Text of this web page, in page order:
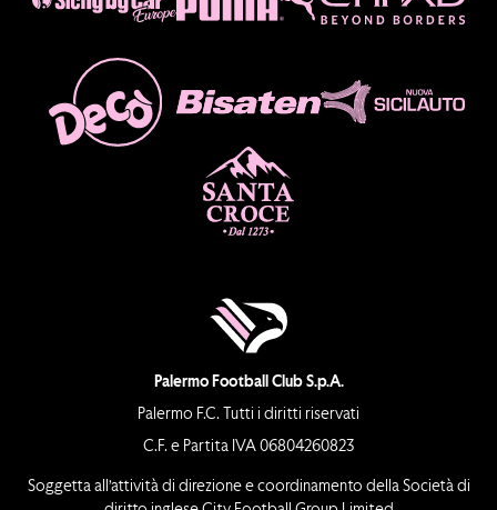
Palermo Football Club S.p.A.
Palermo F.C. Tutti i diritti riservati
C.F. e Partita IVA 06804260823
Soggetta all’attività di direzione e coordinamento della Società di